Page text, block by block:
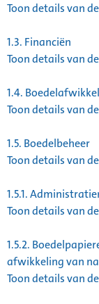
Toon details van
1.3. Financiën
Toon details van
1.4.
Toon details van
1.5. Boedelbeheer
Toon details van
1.5.1.
Toon details van
1.5.2.
afwikkeling van
Toon details van